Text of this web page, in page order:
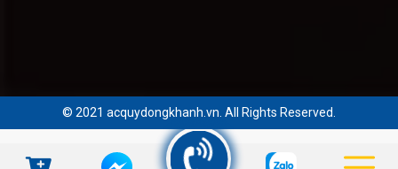
© 2021 acquydongkhanh.vn. All Rights Reserved.